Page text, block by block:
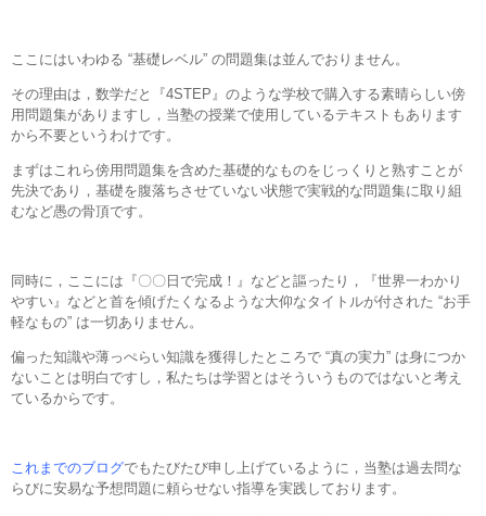
ここにはいわゆる “基礎レベル” の問題集は並んでおりません。
その理由は，数学だと『4STEP』のような学校で購入する素晴らしい傍
用問題集がありますし，当塾の授業で使用しているテキストもあります
から不要というわけです。
まずはこれら傍用問題集を含めた基礎的なものをじっくりと熟すことが
先決であり，基礎を腹落ちさせていない状態で実戦的な問題集に取り組
むなど愚の骨頂です。
同時に，ここには『〇〇日で完成！』などと謳ったり，『世界一わかり
やすい』などと首を傾げたくなるような大仰なタイトルが付された “お手
軽なもの” は一切ありません。
偏った知識や薄っぺらい知識を獲得したところで “真の実力” は身につか
ないことは明白ですし，私たちは学習とはそういうものではないと考え
ているからです。
これまでのブログでもたびたび申し上げているように，当塾は過去問な
らびに安易な予想問題に頼らせない指導を実践しております。